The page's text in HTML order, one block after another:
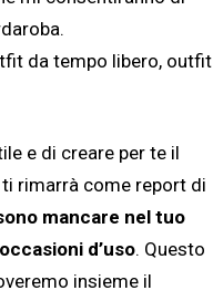
da tempo libero, outfit
e di creare per te il
rimarrà come report di
mancare nel tuo
d’uso. Questo
insieme il